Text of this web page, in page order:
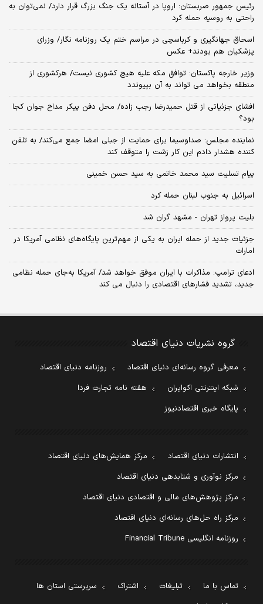
رئیس جمهور صربستان: اروپا در آستانه یک جنگ بزرگ قرار دارد/ نمی‌توان به
راحتی به روسیه حمله کرد
اسحاق جهانگیری و کرباسچی در مراسم ختم یک روزنامه نگار/ وزرای
پزشکیان هم بودند+ عکس
وزیر خارجه پاکستان: توافق مکه علیه هیچ کشوری نیست/ هرکشوری از
منطقه بخواهد می تواند به آن بپیوندد
افشای جزئیاتی از قتل حمیدرضا رجب زاده/ محل دفن پیکر مداح جوان کجا
بود؟
نماینده مجلس: صداوسیما برای حمایت از جبلی امضا جمع می‌کند/ به تلفن
کننده هشدار دادم این کار زشت را متوقف کند
پیام تسلیت سید محمد خاتمی به سید حسن خمینی
اسرائیل به جنوب لبنان حمله کرد
بلیت پرواز تهران - مشهد گران شد
جزئیات جدید از حمله ایران به یکی از مهم‌ترین پایگاه‌های نظامی آمریکا در
امارات
ادعای ترامپ: مذاکرات با ایران موفق خواهد شد/ آمریکا به‌جای حمله نظامی
جدید، تشدید فشارهای اقتصادی را دنبال می کند
گروه نشریات دنیای اقتصاد
معرفی گروه رسانه‌ای دنیای اقتصاد
روزنامه دنیای اقتصاد
شبکه اینترنتی اکوایران
هفته نامه تجارت فردا
پایگاه خبری اقتصادنیوز
انتشارات دنیای اقتصاد
مرکز همایش‌های دنیای اقتصاد
مرکز نوآوری و شتابدهی دنیای اقتصاد
مرکز پژوهش‌های مالی و اقتصادی دنیای اقتصاد
مرکز راه حل‌های رسانه‌ای دنیای اقتصاد
روزنامه انگلیسی Financial Tribune
تماس با ما تبلیغات اشتراک
سرپرستی استان ها